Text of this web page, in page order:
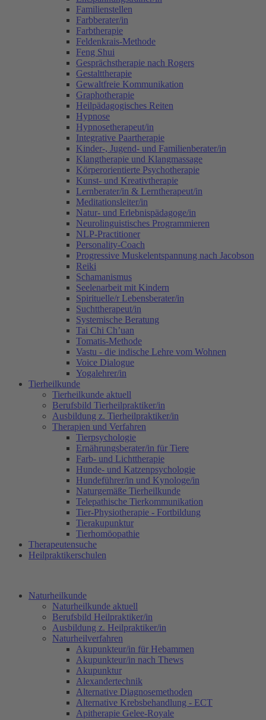
Familienstellen
Farbberater/in
Farbtherapie
Feldenkrais-Methode
Feng Shui
Gesprächstherapie nach Rogers
Gestalttherapie
Gewaltfreie Kommunikation
Graphotherapie
Heilpädagogisches Reiten
Hypnose
Hypnosetherapeut/in
Integrative Paartherapie
Kinder-, Jugend- und Familienberater/in
Klangtherapie und Klangmassage
Körperorientierte Psychotherapie
Kunst- und Kreativtherapie
Lernberater/in & Lerntherapeut/in
Meditationsleiter/in
Natur- und Erlebnispädagoge/in
Neurolinguistisches Programmieren
NLP-Practitioner
Personality-Coach
Progressive Muskelentspannung nach Jacobson
Reiki
Schamanismus
Seelenarbeit mit Kindern
Spirituelle/r Lebensberater/in
Suchttherapeut/in
Systemische Beratung
Tai Chi Ch’uan
Tomatis-Methode
Vastu - die indische Lehre vom Wohnen
Voice Dialogue
Yogalehrer/in
Tierheilkunde
Tierheilkunde aktuell
Berufsbild Tierheilpraktiker/in
Ausbildung z. Tierheilpraktiker/in
Therapien und Verfahren
Tierpsychologie
Ernährungsberater/in für Tiere
Farb- und Lichttherapie
Hunde- und Katzenpsychologie
Hundeführer/in und Kynologe/in
Naturgemäße Tierheilkunde
Telepathische Tierkommunikation
Tier-Physiotherapie - Fortbildung
Tierakupunktur
Tierhomöopathie
Therapeutensuche
Heilpraktikerschulen
Naturheilkunde
Naturheilkunde aktuell
Berufsbild Heilpraktiker/in
Ausbildung z. Heilpraktiker/in
Naturheilverfahren
Akupunkteur/in für Hebammen
Akupunkteur/in nach Thews
Akupunktur
Alexandertechnik
Alternative Diagnosemethoden
Alternative Krebsbehandlung - ECT
Apitherapie Gelee-Royale